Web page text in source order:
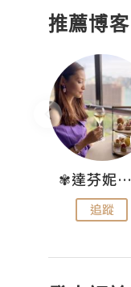
推薦博客
✾達芬妮•愛孩子•愛生活✾
追蹤